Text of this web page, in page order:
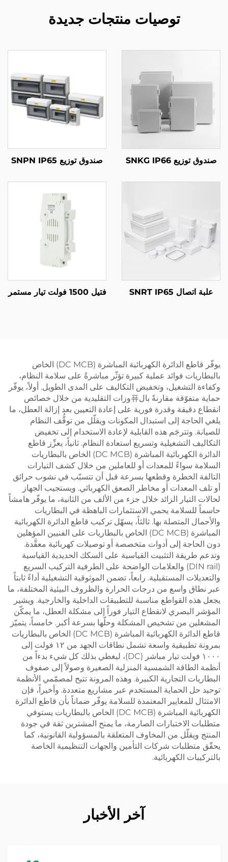
توصيات منتجات جديدة
صندوق توزيع SNKG IP66 صندوق توزيع SNPN IP65
علبة اتصال SNRT IP65 فتيل 1500 فولت تيار مستمر
يوفّر قاطع الدائرة الكهربائية المباشرة (DC MCB) الخاص
بالبطاريات فوائد عملية كبيرة تؤثّر مباشرةً على سلامة النظام،
وكفاءة التشغيل، وتخفيض التكاليف على المدى الطويل. أولاً، يوفّر
حماية متفوّقة مقارنةً بال퓨وزات التقليدية من خلال خصائص
انقطاع دقيقة وقدرة فورية على إعادة التعيين بعد إزالة العطل، ما
يلغي الحاجة إلى استبدال المكونات ويقلّل من توقُّف النظام
للصيانة. وتترجَم هذه القابلية لإعادة الاستخدام إلى تخفيض
التكاليف التشغيلية وتسريع استعادة النظام. ثانياً، يعزِّز قاطع
الدائرة الكهربائية المباشرة (DC MCB) الخاص بالبطاريات
السلامة سواءً للمعدات أو للعاملين من خلال كشف التيارات
التالفة الخطرة وقطعها بسرعة قبل أن تتسبّب في نشوب حرائق
أو تلف المعدات أو مخاطر الصعق الكهربائي. ويستجيب الجهاز
لحالات التيار الزائد خلال جزء من الألف من الثانية، ما يوفّر هامشاً
حاسماً للسلامة يحمي الاستثمارات الباهظة في البطاريات
والأحمال المتصلة بها. ثالثاً، يسهّل تركيب قاطع الدائرة الكهربائية
المباشرة (DC MCB) الخاص بالبطاريات على الفنيين المؤهلين
دون الحاجة إلى أدوات متخصصة أو توصيلات كهربائية معقَّدة.
وتدعم طريقة التثبيت القياسية على السكك الحديدية القياسية
(DIN rail) والعلامات الواضحة على الطرفية التركيب السريع
والتعديلات المستقبلية. رابعاً، تضمن الموثوقية التشغيلية أداءً ثابتاً
عبر نطاق واسع من درجات الحرارة والظروف البيئية المختلفة، ما
يجعل هذه القواطع مناسبة للتطبيقات الداخلية والخارجية. ويشير
المؤشر البصري لانقطاع التيار فوراً إلى مشكلة العطل، ما يمكّن
المشغلين من تشخيص المشكلة وحلّها بسرعة أكبر. خامساً، يتميّز
قاطع الدائرة الكهربائية المباشرة (DC MCB) الخاص بالبطاريات
بمرونة تطبيقية واسعة تشمل نطاقات الجهد من ١٢ فولت إلى
١٠٠٠ فولت تيار مباشر (DC)، ليغطي بذلك كل شيء بدءاً من
أنظمة الطاقة الشمسية المنزلية الصغيرة وصولاً إلى صفوف
البطاريات التجارية الكبيرة. وهذه المرونة تتيح لمصمّمي الأنظمة
توحيد حل الحماية المستخدم عبر مشاريع متعددة. وأخيراً، فإن
الامتثال للمعايير المعتمدة للسلامة يوفّر ضماناً بأن قاطع الدائرة
الكهربائية المباشرة (DC MCB) الخاص بالبطاريات يستوفي
متطلبات الاختبارات الصارمة، ما يمنح المشترين ثقة في جودة
المنتج ويقلّل من المخاوف المتعلقة بالمسؤولية القانونية، كما
يحقّق متطلبات شركات التأمين والجهات التنظيمية الخاصة
بالتركيبات الكهربائية.
آخر الأخبار